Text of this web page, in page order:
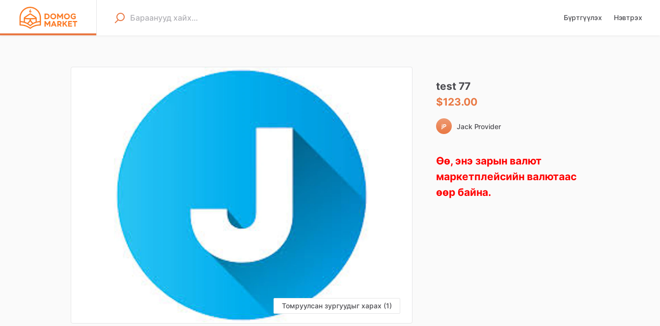
Бүртгүүлэх Нэвтрэх
Томруулсан зургуудыг харах (1)
test 77
$123.00
jP Jack Provider
Өө, энэ зарын валют
маркетплейсийн валютаас
өөр байна.